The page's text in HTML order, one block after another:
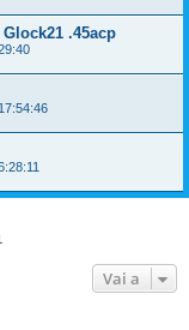
.45acp
Vai a